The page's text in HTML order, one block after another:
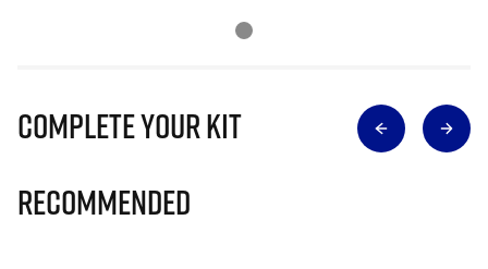
Complete Your Kit
Recommended